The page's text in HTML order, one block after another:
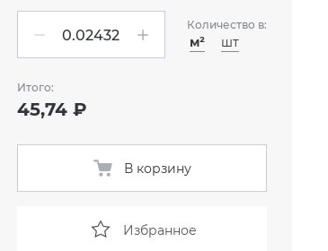
Количество в:
м² шт
Итого:
45,74 ₽
В корзину
Избранное